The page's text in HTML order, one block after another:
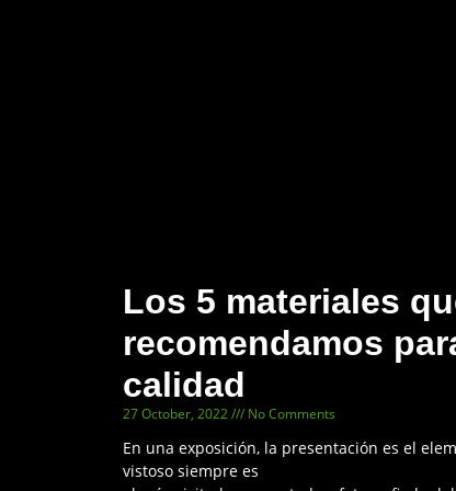
Los 5 materiales
recomendamos
calidad
27 October, 2022 No Comments
En una exposición, la presentación es el
vistoso siempre es